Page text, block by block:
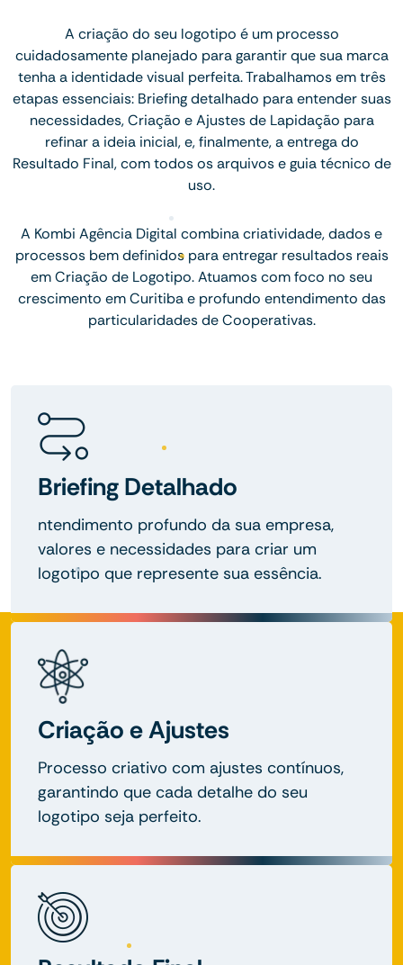
A criação do seu logotipo é um processo
cuidadosamente planejado para garantir que sua marca
tenha a identidade visual perfeita. Trabalhamos em três
etapas essenciais: Briefing detalhado para entender suas
necessidades, Criação e Ajustes de Lapidação para
refinar a ideia inicial, e, finalmente, a entrega do
Resultado Final, com todos os arquivos e guia técnico de
uso.
A Kombi Agência Digital combina criatividade, dados e
processos bem definidos para entregar resultados reais
em Criação de Logotipo. Atuamos com foco no seu
crescimento em Curitiba e profundo entendimento das
particularidades de Cooperativas.
Briefing Detalhado
ntendimento profundo da sua empresa,
valores e necessidades para criar um
logotipo que represente sua essência.
Criação e Ajustes
Processo criativo com ajustes contínuos,
garantindo que cada detalhe do seu
logotipo seja perfeito.